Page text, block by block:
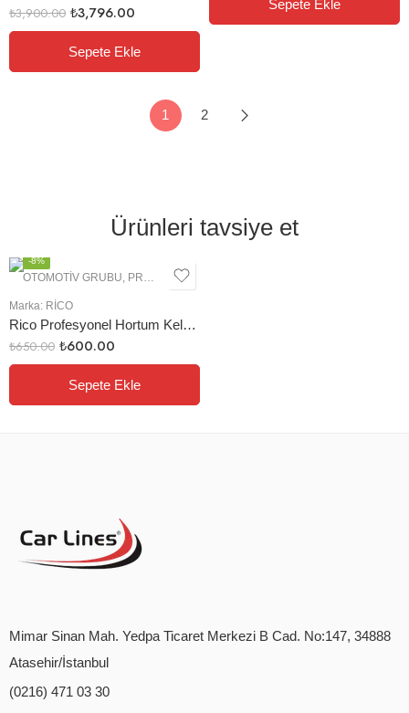
₺3,900.00 ₺3,796.00
Sepete Ekle
Sepete Ekle
1 2
Ürünleri tavsiye et
OTOMOTIV GRUBU PROFESYONEL EL ALETLERI
Marka: RİCO
Rico Profesyonel Hortum Kelepçe Pensesi Krom
-8%
₺650.00 ₺600.00
Sepete Ekle
Mimar Sinan Mah. Yedpa Ticaret Merkezi B Cad. No:147, 34888
Atasehir/İstanbul
(0216) 471 03 30